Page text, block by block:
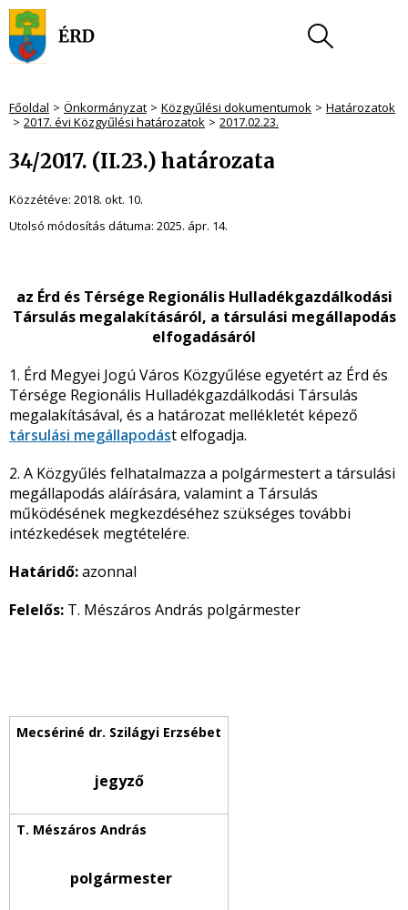
Főoldal Önkormányzat Közgyűlési dokumentumok
Határozatok
2017. évi Közgyűlési határozatok
2017.02.23.
34/2017. (II.23.) határozata
Közzétéve: 2018. okt. 10.
Utolsó módosítás dátuma: 2025. ápr. 14.
az Érd és Térsége Regionális Hulladékgazdálkodási
Társulás megalakításáról, a társulási megállapodás
elfogadásáról
1. Érd Megyei Jogú Város Közgyűlése egyetért az Érd és
Térsége Regionális Hulladékgazdálkodási Társulás
megalakításával, és a határozat mellékletét képező
társulási megállapodást elfogadja.
2. A Közgyűlés felhatalmazza a polgármestert a társulási
megállapodás aláírására, valamint a Társulás
működésének megkezdéséhez szükséges további
intézkedések megtételére.
Határidő:azonnal
Felelős: T. Mészáros András polgármester
jegyző
polgármester